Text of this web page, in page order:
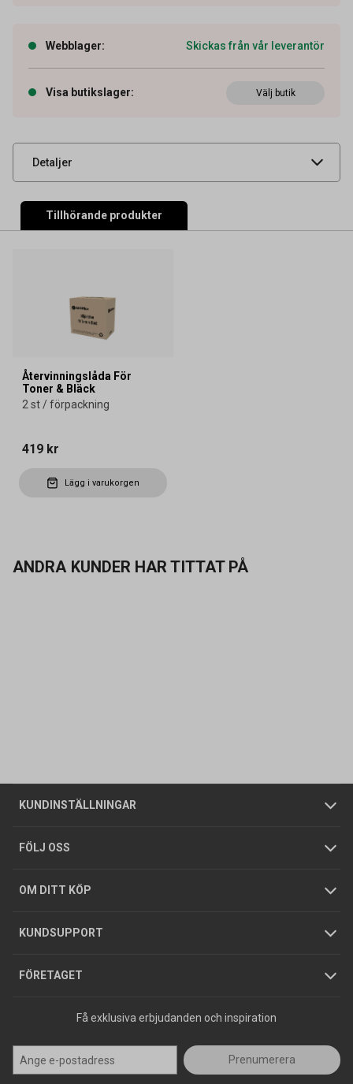
Webblager: Skickas från vår leverantör
Visa butikslager: Välj butik
Detaljer
Artikelnummer
UNSPSC 44103103
Tillhörande produkter
Återvinningslåda För
Toner & Bläck
2 st / förpackning
419 kr
Lägg i varukorgen
ANDRA KUNDER HAR TITTAT PÅ
KUNDINSTÄLLNINGAR
Företagskund / Privatkund
FÖLJ OSS
OM DITT KÖP
Allmänna försäljningsvillkor
Integritetspolicy
GDPR
KUNDSUPPORT
Butiker
Foldrar och kataloger
Köpguider
Varumärken
FÖRETAGET
Om oss
Tjänster
Hållbarhet
Jobba hos oss
Press
Få exklusiva erbjudanden och inspiration
Prenumerera